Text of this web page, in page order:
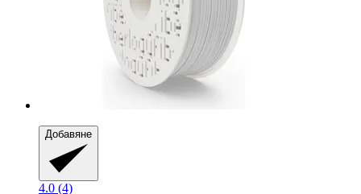
Добавяне
4.0 (4)